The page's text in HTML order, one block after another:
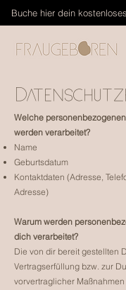
Buche hier dein
Welche
werden verarbeitet?
Name
Geburtsdatum
Kontaktdaten (Adresse,
Adresse)
Warum werden
dich verarbeitet?
Die von dir bereit gestellten
Vertragserfüllung bzw. zur
vorvertraglicher